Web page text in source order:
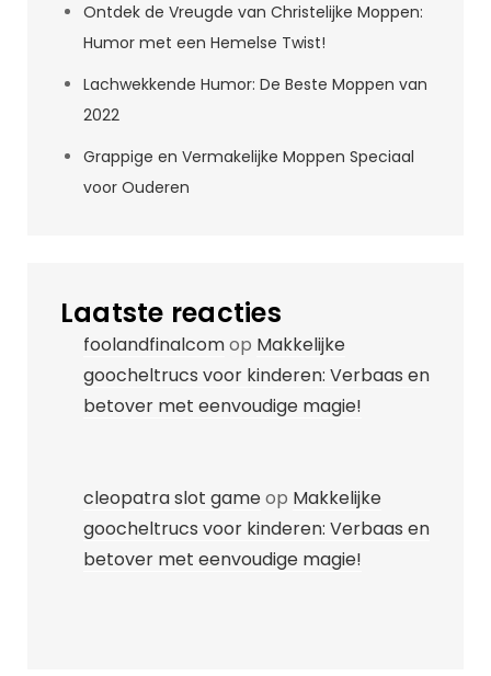
Ontdek de Vreugde van Christelijke Moppen:
Humor met een Hemelse Twist!
Lachwekkende Humor: De Beste Moppen van
2022
Grappige en Vermakelijke Moppen Speciaal
voor Ouderen
Laatste reacties
foolandfinalcomop Makkelijke
goocheltrucs voor kinderen: Verbaas en
betover met eenvoudige magie!
cleopatra slot gameop Makkelijke
goocheltrucs voor kinderen: Verbaas en
betover met eenvoudige magie!